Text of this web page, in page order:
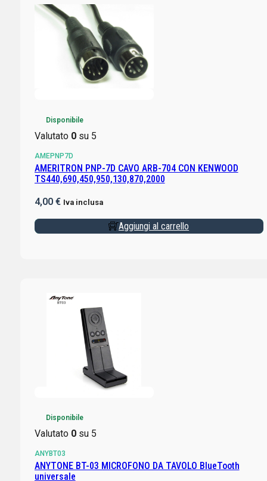
Disponibile
Valutato 0su 5
AMEPNP7D
AMERITRON PNP-7D CAVO ARB-704 CON KENWOOD
TS440,690,450,950,130,870,2000
4,00 € Iva inclusa
Aggiungi al carrello
Disponibile
Valutato 0su 5
ANYBT03
ANYTONE BT-03 MICROFONO DA TAVOLO BlueTooth
universale